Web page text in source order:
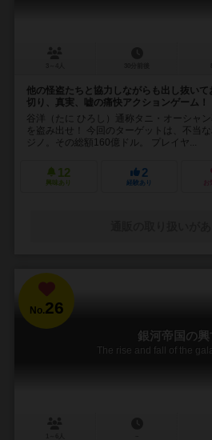
他の怪盗たちと協力しながらも出し抜いて
切り、真実、嘘の痛快アクションゲーム！
谷洋（たに ひろし）通称タニ・オーシャ
を盗み出せ！ 今回のターゲットは、不当
ジノ。その総額160億ドル。 プレイヤ...
12
興味あり
2
経験あり
No.26
銀河帝国の興
The rise and fall of the